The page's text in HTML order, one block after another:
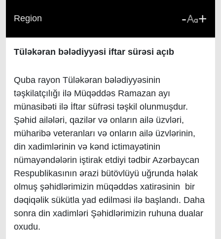
Region - +
Tüləkəran bələdiyyəsi iftar sürəsi açıb
Quba rayon Tüləkəran bələdiyyəsinin
təşkilatçılığı ilə Müqəddəs Ramazan ayı
münasibəti ilə İftar süfrəsi təşkil olunmuşdur.
Şəhid ailələri, qazilər və onların ailə üzvləri,
müharibə veteranları və onların ailə üzvlərinin,
din xadimlərinin və kənd ictimayətinin
nümayəndələrin iştirak etdiyi tədbir Azərbaycan
Respublikasının ərazi bütövlüyü uğrunda həlak
olmuş şəhidlərimizin müqəddəs xatirəsinin bir
dəqiqəlik sükütla yad edilməsi ilə başlandı. Daha
sonra din xadimləri Şəhidlərimizin ruhuna dualar
oxudu.